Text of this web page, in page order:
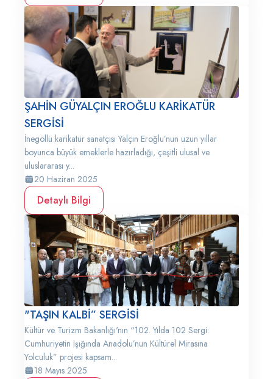
ŞAHİN GÜYALÇIN EROĞLU KARİKATÜR
SERGİSİ
İnegöllü karikatür sanatçısı Yalçın Eroğlu’nun uzun yıllar
boyunca büyük emeklerle hazırladığı, çeşitli ulusal ve
uluslararası y...
20 Haziran 2025
Detaylı Bilgi
"TAŞIN KALBİ” SERGİSİ
Kültür ve Turizm Bakanlığı'nın “102. Yılda 102 Sergi:
Cumhuriyetin Işığında Anadolu’nun Kültürel Mirasına
Yolculuk” projesi kapsam...
18 Mayıs 2025